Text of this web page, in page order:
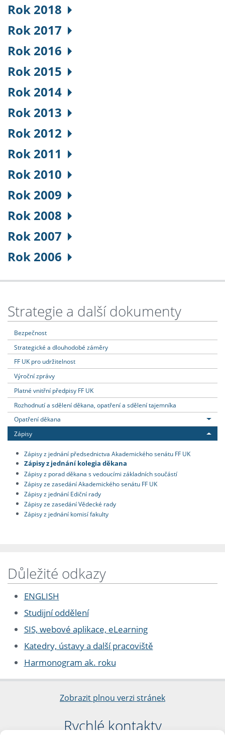
Rok 2018
Rok 2017
Rok 2016
Rok 2015
Rok 2014
Rok 2013
Rok 2012
Rok 2011
Rok 2010
Rok 2009
Rok 2008
Rok 2007
Rok 2006
Strategie a další dokumenty
Bezpečnost
Strategické a dlouhodobé záměry
FF UK pro udržitelnost
Výroční zprávy
Platné vnitřní předpisy FF UK
Rozhodnutí a sdělení děkana, opatření a sdělení tajemníka
Opatření děkana
Zápisy
Zápisy z jednání předsednictva Akademického senátu FF UK
Zápisy z jednání kolegia děkana
Zápisy z porad děkana s vedoucími základních součástí
Zápisy ze zasedání Akademického senátu FF UK
Zápisy z jednání Ediční rady
Zápisy ze zasedání Vědecké rady
Zápisy z jednání komisí fakulty
Důležité odkazy
ENGLISH
Studijní oddělení
SIS, webové aplikace, eLearning
Katedry, ústavy a další pracoviště
Harmonogram ak. roku
Zobrazit plnou verzi stránek
Rychlé kontakty